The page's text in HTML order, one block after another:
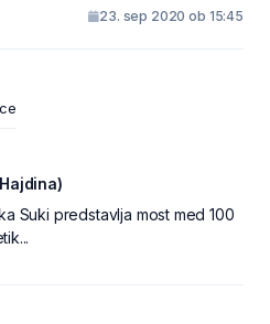
23. sep 2020 ob 15:45
Suki predstavlja most med 100